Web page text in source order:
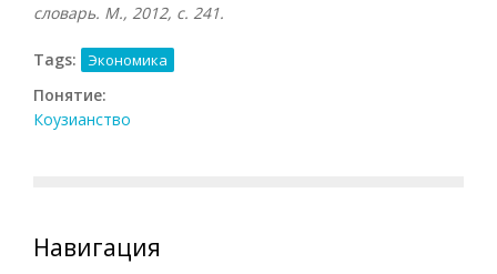
словарь. М., 2012, с. 241.
Tags: Экономика
Понятие:
Коузианство
Навигация